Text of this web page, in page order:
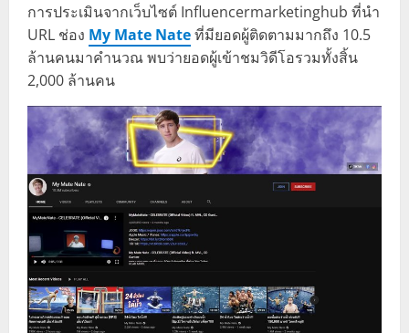
การประเมินจากเว็บไซต์ Influencermarketinghub ที่นำ
URL ช่อง My Mate Nateที่มียอดผู้ติดตามมากถึง 10.5
ล้านคนมาคำนวณ พบว่ายอดผู้เข้าชมวิดีโอรวมทั้งสิ้น
2,000 ล้านคน